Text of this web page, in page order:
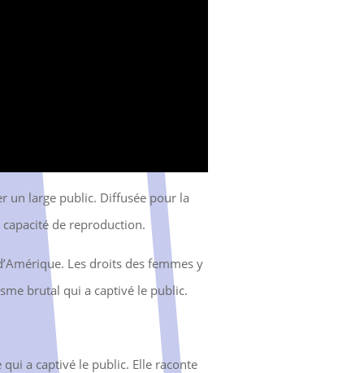
un large public. Diffusée pour la
de reproduction.
Les droits des femmes y
brutal qui a captivé le public.
a captivé le public. Elle raconte